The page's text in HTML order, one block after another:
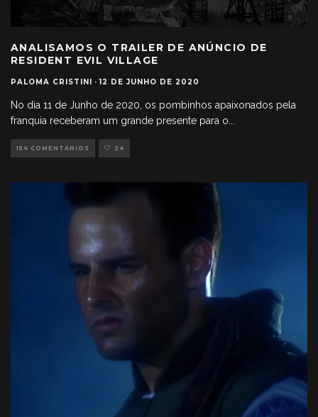
ANALISAMOS O TRAILER DE ANÚNCIO DE
RESIDENT EVIL VILLAGE
PALOMA CRISTINI · 12 DE JUNHO DE 2020
No dia 11 de Junho de 2020, os pombinhos apaixonados pela
franquia receberam um grande presente para o
154 COMENTÁRIOS 24